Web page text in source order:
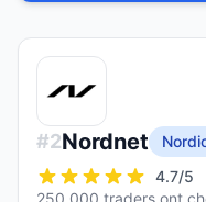
#2Nordnet
4.7/5
250,000 traders ont